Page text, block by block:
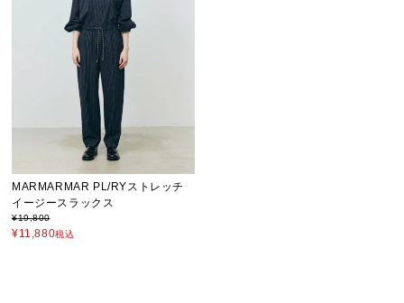
MARMARMAR PL/RYストレッチ
イージースラックス
¥19,800
¥11,880税込